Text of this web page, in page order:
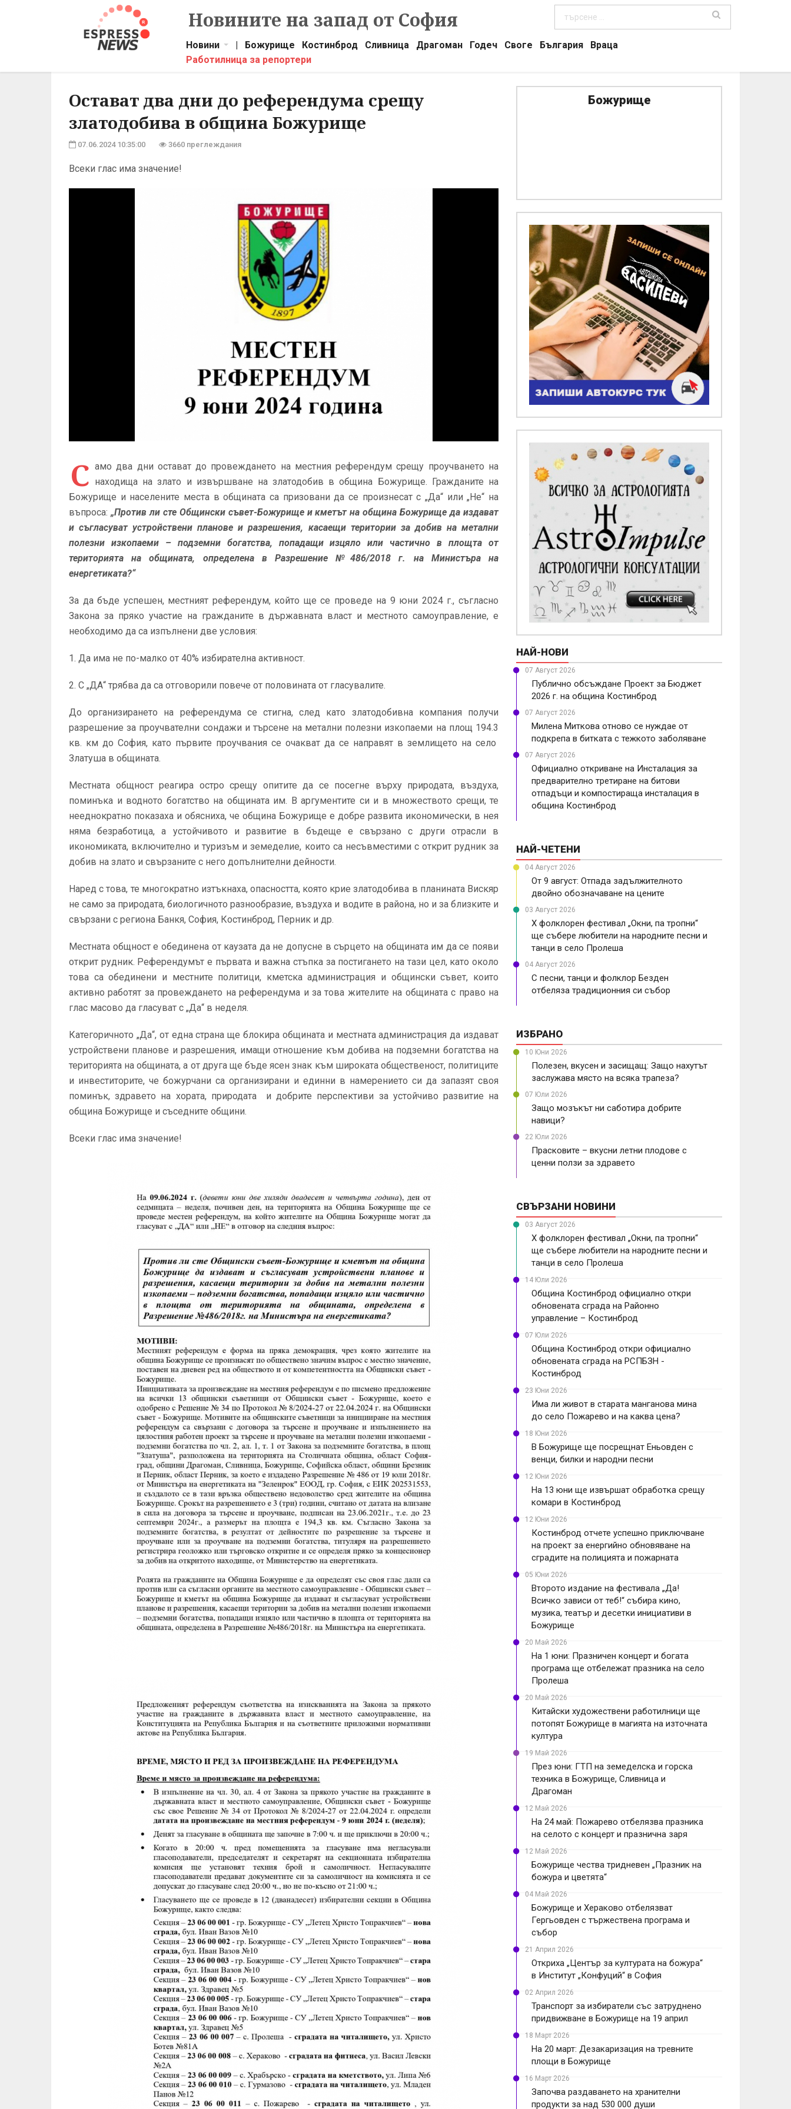
Новините на запад от София
Новини | Божурище Костинброд Сливница Драгоман Годеч Своге България
Враца
Работилница за репортери
Остават два дни до референдума срещу
златодобива в община Божурище
07.06.2024 10:35:00 3660 преглеждания
Всеки глас има значение!
С амо два дни остават до провеждането на местния референдум срещу проучването на
находища на злато и извършване на златодобив в община Божурище. Гражданите на
Божурище и населените места в общината са призовани да се произнесат с „Да“ или „Не“ на
въпроса: „Против ли сте Общински съвет-Божурище и кметът на община Божурище да издават
и съгласуват устройствени планове и разрешения, касаещи територии за добив на метални
полезни изкопаеми – подземни богатства, попадащи изцяло или частично в площта от
територията на общината, определена в Разрешение №486/2018 г. на Министъра на
енергетиката?“
За да бъде успешен, местният референдум, който ще се проведе на 9 юни 2024 г., съгласно
Закона за пряко участие на гражданите в държавната власт и местното самоуправление, е
необходимо да са изпълнени две условия:
1. Да има не по-малко от 40% избирателна активност.
2. С „ДА“ трябва да са отговорили повече от половината от гласувалите.
До организирането на референдума се стигна, след като златодобивна компания получи
разрешение за проучвателни сондажи и търсене на метални полезни изкопаеми на площ 194.3
кв. км до София, като първите проучвания се очакват да се направят в землището на село
Златуша в общината.
Местната общност реагира остро срещу опитите да се посегне върху природата, въздуха,
поминъка и водното богатство на общината им. В аргументите си и в множеството срещи, те
нееднократно показаха и обясниха, че община Божурище е добре развита икономически, в нея
няма безработица, а устойчивото и развитие в бъдеще е свързано с други отрасли в
икономиката, включително и туризъм и земеделие, които са несъвместими с открит рудник за
добив на злато и свързаните с него допълнителни дейности.
Наред с това, те многократно изтъкнаха, опасността, която крие златодобива в планината Вискяр
не само за природата, биологичното разнообразие, въздуха и водите в района, но и за близките и
свързани с региона Банкя, София, Костинброд, Перник и др.
Местната общност е обединена от каузата да не допусне в сърцето на общината им да се появи
открит рудник. Референдумът е първата и важна стъпка за постигането на тази цел, като около
това са обединени и местните политици, кметска администрация и общински съвет, които
активно работят за провеждането на референдума и за това жителите на общината с право на
глас масово да гласуват с „Да“ в неделя.
Категоричното „Да“, от една страна ще блокира общината и местната администрация да издават
устройствени планове и разрешения, имащи отношение към добива на подземни богатства на
територията на общината, а от друга ще бъде ясен знак към широката общественост, политиците
и инвеститорите, че божурчани са организирани и единни в намерението си да запазят своя
поминък, здравето на хората, природата и добрите перспективи за устойчиво развитие на
община Божурище и съседните общини.
Всеки глас има значение!
Божурище
НАЙ-НОВИ
07 Август 2026
Публично обсъждане Проект за Бюджет
2026 г. на община Костинброд
07 Август 2026
Милена Миткова отново се нуждае от
подкрепа в битката с тежкото заболяване
07 Август 2026
Официално откриване на Инсталация за
предварително третиране на битови
отпадъци и компостираща инсталация в
община Костинброд
НАЙ-ЧЕТЕНИ
04 Август 2026
От 9 август: Отпада задължителното
двойно обозначаване на цените
03 Август 2026
X фолклорен фестивал „Окни, па тропни“
ще събере любители на народните песни и
танци в село Пролеша
04 Август 2026
С песни, танци и фолклор Безден
отбеляза традиционния си събор
ИЗБРАНО
10 Юни 2026
Полезен, вкусен и засищащ: Защо нахутът
заслужава място на всяка трапеза?
07 Юли 2026
Защо мозъкът ни саботира добрите
навици?
22 Юли 2026
Прасковите – вкусни летни плодове с
ценни ползи за здравето
СВЪРЗАНИ НОВИНИ
03 Август 2026
X фолклорен фестивал „Окни, па тропни“
ще събере любители на народните песни и
танци в село Пролеша
14 Юли 2026
Община Костинброд официално откри
обновената сграда на Районно
управление – Костинброд
07 Юли 2026
Община Костинброд откри официално
обновената сграда на РСПБЗН -
Костинброд
23 Юни 2026
Има ли живот в старата манганова мина
до село Пожарево и на каква цена?
18 Юни 2026
В Божурище ще посрещнат Еньовден с
венци, билки и народни песни
12 Юни 2026
На 13 юни ще извършат обработка срещу
комари в Костинброд
12 Юни 2026
Костинброд отчете успешно приключване
на проект за енергийно обновяване на
сградите на полицията и пожарната
05 Юни 2026
Второто издание на фестивала „Да!
Всичко зависи от теб!“ събира кино,
музика, театър и десетки инициативи в
Божурище
20 Май 2026
На 1 юни: Празничен концерт и богата
програма ще отбележат празника на село
Пролеша
20 Май 2026
Китайски художествени работилници ще
потопят Божурище в магията на източната
култура
19 Май 2026
През юни: ГТП на земеделска и горска
техника в Божурище, Сливница и
Драгоман
12 Май 2026
На 24 май: Пожарево отбелязва празника
на селото с концерт и празнична заря
12 Май 2026
Божурище чества тридневен „Празник на
божура и цветята“
04 Май 2026
Божурище и Хераково отбелязват
Гергьовден с тържествена програма и
събор
21 Април 2026
Откриха „Център за културата на божура“
в Институт „Конфуций“ в София
02 Април 2026
Транспорт за избиратели със затруднено
придвижване в Божурище на 19 април
18 Март 2026
На 20 март: Дезакаризация на тревните
площи в Божурище
16 Март 2026
Започва раздаването на хранителни
продукти за над 530 000 души